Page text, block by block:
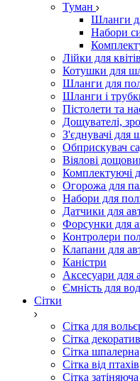
Туман
Шланги
Набори
Лійки для квітів
Котушки для
Шланги для
Шланги і
Пістолети та
Дощувателі,
З'єднувачі для
Обприскувач
Віялові
Комплектуючі
Огорожа для
Набори для
Датчики для
Форсунки для
Контролери
Клапани для
Каністри
Аксесуари для
Ємність для
Сітки
Сітка для
Сітка
Сітка шпалерна
Сітка від птахів
Сітка затіняюча